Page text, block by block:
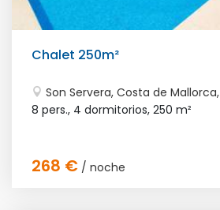
Chalet 250m²
Son Servera, Costa de Mallorca,
8 pers., 4 dormitorios, 250 m²
268 € / noche